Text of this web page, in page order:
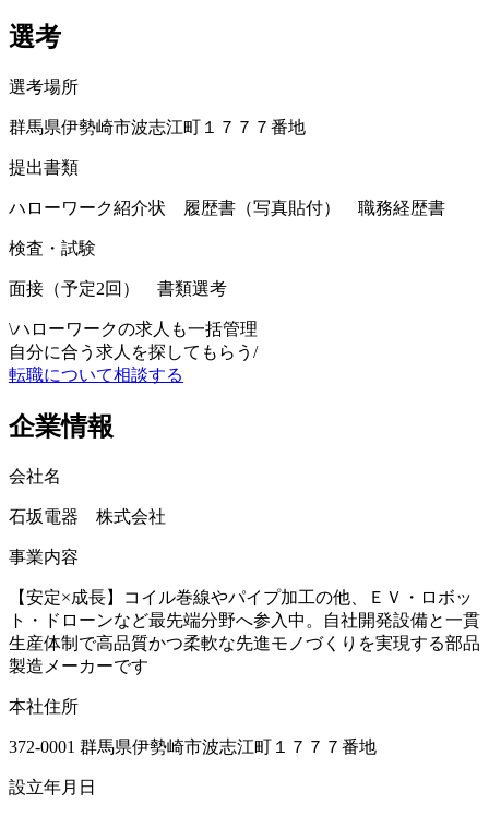
選考
選考場所
群馬県伊勢崎市波志江町１７７７番地
提出書類
ハローワーク紹介状 履歴書（写真貼付） 職務経歴書
検査・試験
面接（予定2回） 書類選考
\ハローワークの求人も一括管理
自分に合う求人を探してもらう /
転職について相談する
企業情報
会社名
石坂電器 株式会社
事業内容
【安定×成長】コイル巻線やパイプ加工の他、ＥＶ・ロボッ
ト・ドローンなど最先端分野へ参入中。自社開発設備と一貫
生産体制で高品質かつ柔軟な先進モノづくりを実現する部品
製造メーカーです
本社住所
372-0001 群馬県伊勢崎市波志江町１７７７番地
設立年月日